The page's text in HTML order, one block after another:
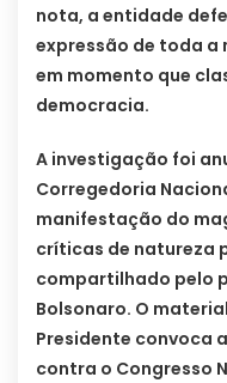
nota, a entidade
expressão de toda
em momento que
democracia.
A investigação foi
Corregedoria
manifestação do
críticas de natureza
compartilhado pelo
Bolsonaro. O
Presidente convoca
contra o Congresso